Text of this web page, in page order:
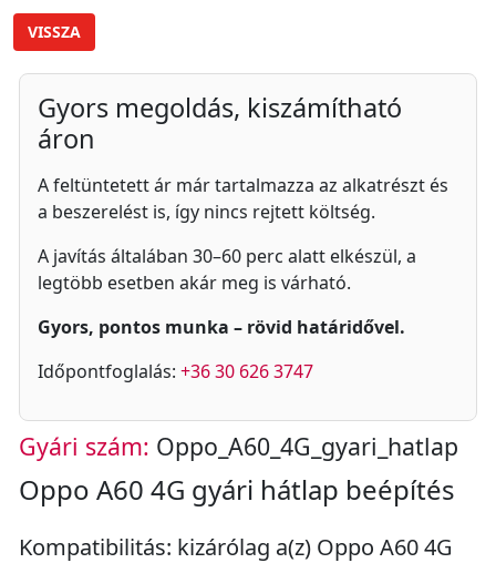
VISSZA
Gyors megoldás, kiszámítható
áron
A feltüntetett ár már tartalmazza az alkatrészt és
a beszerelést is, így nincs rejtett költség.
A javítás általában 30–60 perc alatt elkészül, a
legtöbb esetben akár meg is várható.
Gyors, pontos munka – rövid határidővel.
Időpontfoglalás: +36 30 626 3747
Gyári szám: Oppo_A60_4G_gyari_hatlap
Oppo A60 4G gyári hátlap beépítés
Kompatibilitás: kizárólag a(z) Oppo A60 4G